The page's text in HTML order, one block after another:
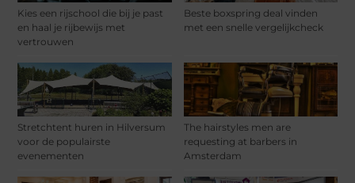
Kies een rijschool die bij je past
en haal je rijbewijs met
vertrouwen
Beste boxspring deal vinden
met een snelle vergelijkcheck
Stretchtent huren in Hilversum
voor de populairste
evenementen
The hairstyles men are
requesting at barbers in
Amsterdam